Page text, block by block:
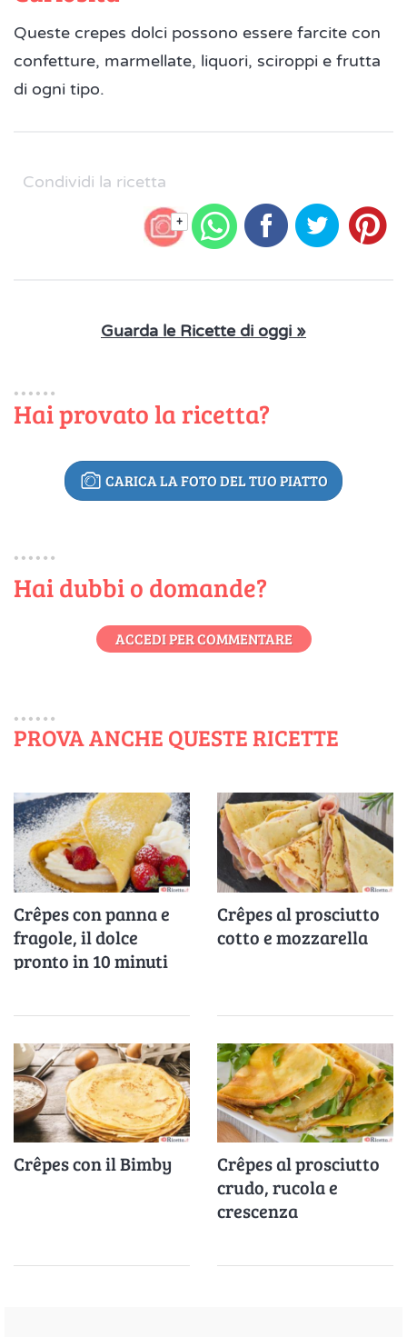
Queste crepes dolci possono essere farcite con
confetture, marmellate, liquori, sciroppi e frutta
di ogni tipo.
Condividi la ricetta
+
Guarda le Ricette di oggi »
Hai provato la ricetta?
CARICA LA FOTO DEL TUO PIATTO
Hai dubbi o domande?
ACCEDI PER COMMENTARE
PROVA ANCHE QUESTE RICETTE
Crêpes con panna e
fragole, il dolce
pronto in 10 minuti
Crêpes al prosciutto
cotto e mozzarella
Crêpes con il Bimby
Crêpes al prosciutto
crudo, rucola e
crescenza